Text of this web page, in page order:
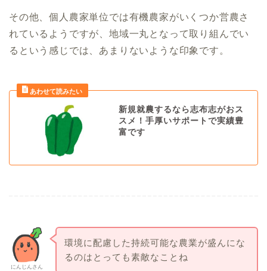
その他、個人農家単位では有機農家がいくつか営農さ
れているようですが、地域一丸となって取り組んでい
るという感じでは、あまりないような印象です。
新規就農するなら志布志がおス
スメ！手厚いサポートで実績豊
富です
にんじんさん
環境に配慮した持続可能な農業が盛んにな
るのはとっても素敵なことね